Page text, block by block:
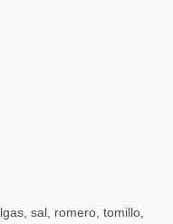
sal, romero, tomillo,